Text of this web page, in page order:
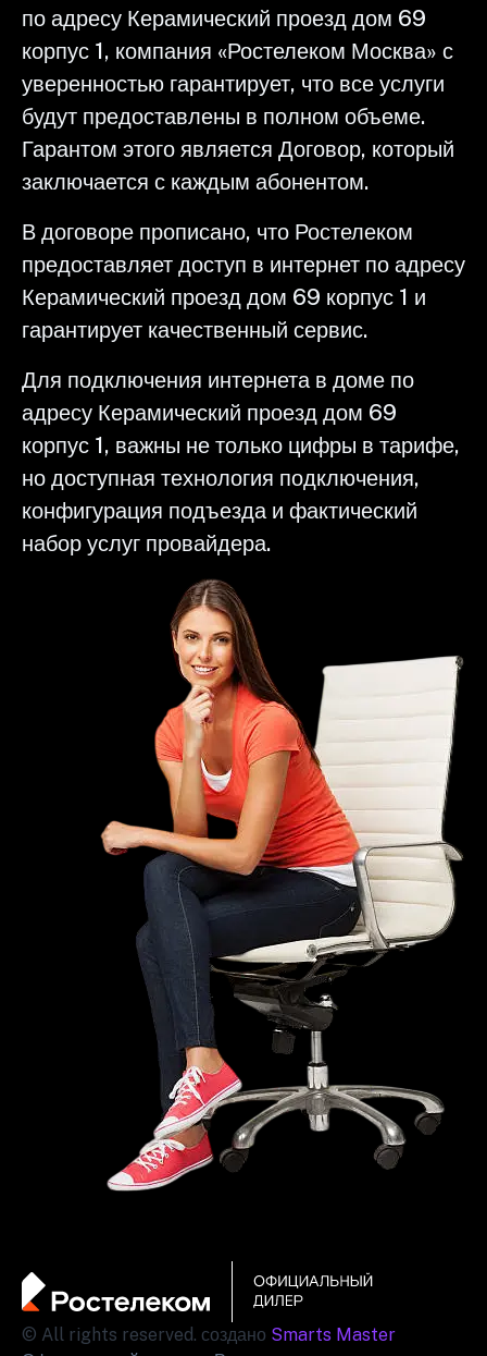
по адресу Керамический проезд дом 69
корпус 1, компания «Ростелеком Москва» с
уверенностью гарантирует, что все услуги
будут предоставлены в полном объеме.
Гарантом этого является Договор, который
заключается с каждым абонентом.
В договоре прописано, что Ростелеком
предоставляет доступ в интернет по адресу
Керамический проезд дом 69 корпус 1 и
гарантирует качественный сервис.
Для подключения интернета в доме по
адресу Керамический проезд дом 69
корпус 1, важны не только цифры в тарифе,
но доступная технология подключения,
конфигурация подъезда и фактический
набор услуг провайдера.
© All rights reserved. создано Smarts Master